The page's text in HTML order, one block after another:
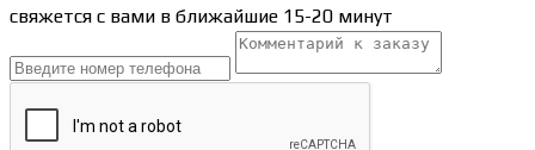
свяжется с вами в ближайшие 15-20 минут